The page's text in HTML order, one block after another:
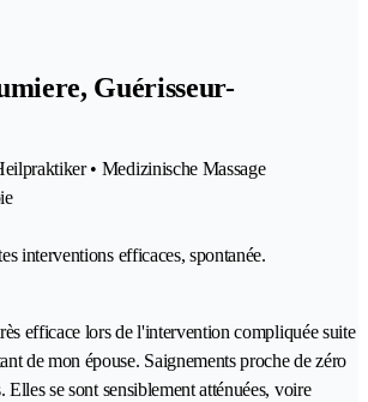
Guérisseur-
• Medizinische Massage
interventions efficaces, spontanée.
efficace lors de l'intervention compliquée suite
de mon épouse. Saignements proche de zéro
Elles se sont sensiblement atténuées, voire